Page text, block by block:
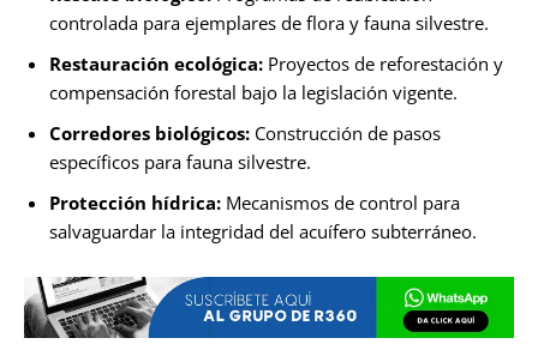
controlada para ejemplares de flora y fauna silvestre.
Restauración ecológica: Proyectos de reforestación y
compensación forestal bajo la legislación vigente.
Corredores biológicos: Construcción de pasos
específicos para fauna silvestre.
Protección hídrica: Mecanismos de control para
salvaguardar la integridad del acuífero subterráneo.